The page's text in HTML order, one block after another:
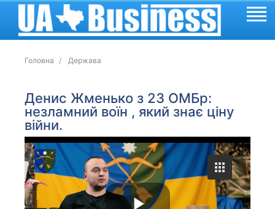
Головна Держава
Денис Жменько з 23 ОМБр:
незламний воїн , який знає ціну
війни.